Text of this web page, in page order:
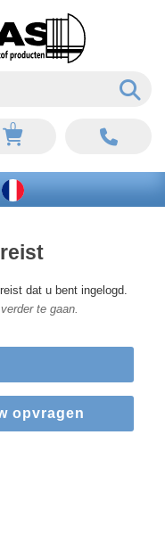
0
dat u bent ingelogd.
te gaan.
opvragen